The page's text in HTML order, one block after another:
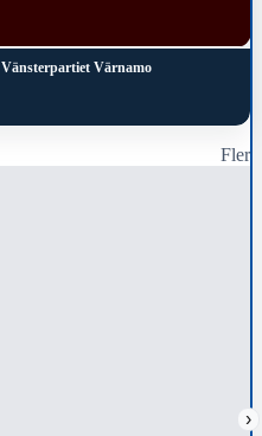
Vänsterpartiet Värnamo
Fler
›